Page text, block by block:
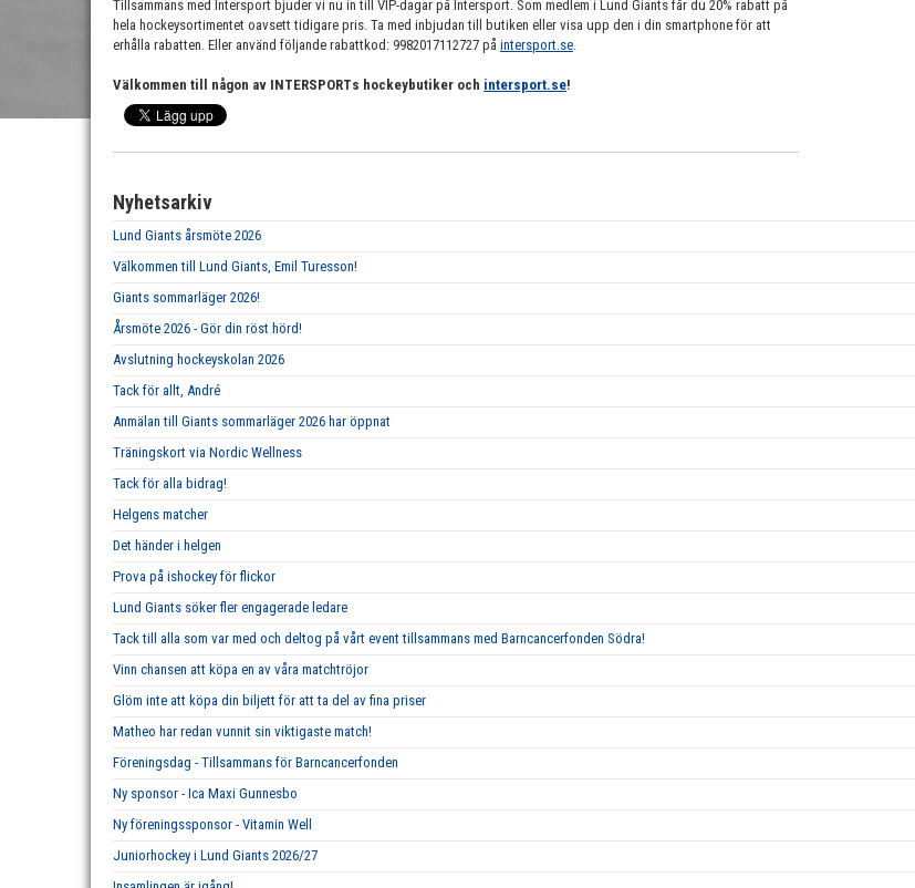
Tillsammans med Intersport bjuder vi nu in till VIP-dagar på Intersport. Som medlem i Lund Giants får du 20% rabatt på
hela hockeysortimentet oavsett tidigare pris. Ta med inbjudan till butiken eller visa upp den i din smartphone för att
erhålla rabatten. Eller använd följande rabattkod: 9982017112727 på intersport.se
Välkommen till någon av INTERSPORTs hockeybutiker och intersport.se!
Nyhetsarkiv
Lund Giants årsmöte 2026
Välkommen till Lund Giants, Emil Turesson!
Giants sommarläger 2026!
Årsmöte 2026 - Gör din röst hörd!
Avslutning hockeyskolan 2026
Tack för allt, André
Anmälan till Giants sommarläger 2026 har öppnat
Träningskort via Nordic Wellness
Tack för alla bidrag!
Helgens matcher
Det händer i helgen
Prova på ishockey för flickor
Lund Giants söker fler engagerade ledare
Tack till alla som var med och deltog på vårt event tillsammans med Barncancerfonden Södra!
Vinn chansen att köpa en av våra matchtröjor
Glöm inte att köpa din biljett för att ta del av fina priser
Matheo har redan vunnit sin viktigaste match!
Föreningsdag - Tillsammans för Barncancerfonden
Ny sponsor - Ica Maxi Gunnesbo
Ny föreningssponsor - Vitamin Well
Juniorhockey i Lund Giants 2026/27